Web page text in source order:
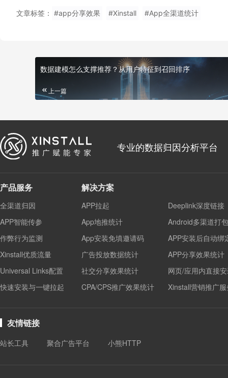
文章标签： #app分享效果 #Xinstall #App全渠道统计
数据建模怎么支撑推荐？从用户特征到召回排序
上一篇
专业的数据归因分析平台
产品服务
全渠道归因
APP智能传参
作弊行为监测
Xinstall优质流量
Universal Links配置
快速安装与一键拉起
解决方案
APP拉起
Deeplink深度链接
App地推统计
Android多渠道打包
App安装免填邀请码
APP安装后自动绑
广告投放数据统计
APP分享效果统计
社交分享效果统计
网页/应用内直接
CPA/CPS推广效果统计
Xinstall营销推广
友情链接
站长工具 聚合广告平台 小熊HTTP